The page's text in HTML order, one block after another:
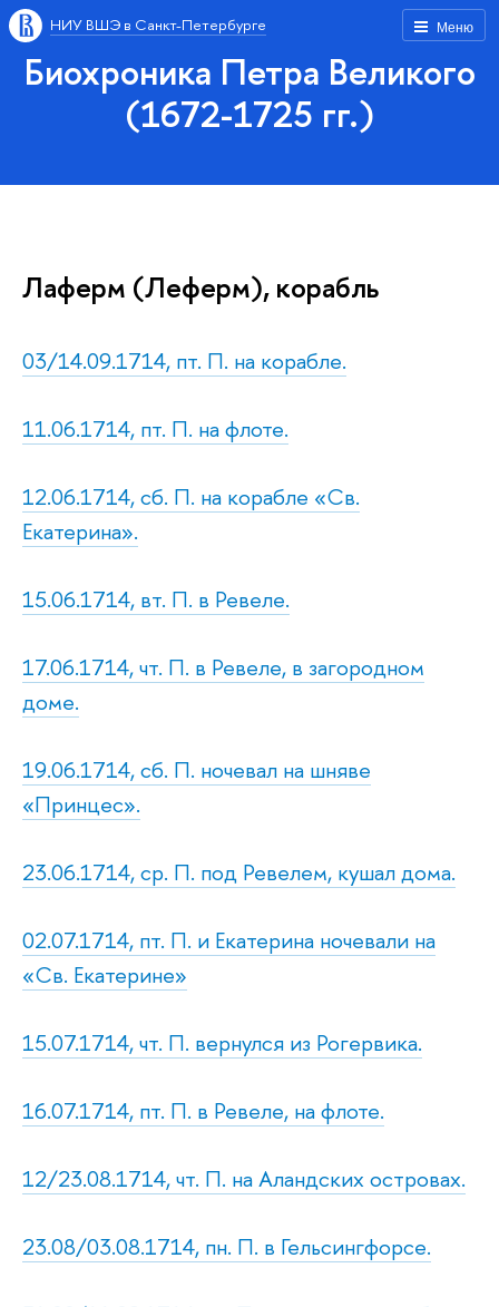
Меню
НИУ ВШЭ в Санкт-Петербурге
Биохроника Петра Великого
(1672-1725 гг.)
Лаферм (Леферм), корабль
03/14.09.1714, пт. П. на корабле.
11.06.1714, пт. П. на флоте.
12.06.1714, сб. П. на корабле «Св.
Екатерина».
15.06.1714, вт. П. в Ревеле.
17.06.1714, чт. П. в Ревеле, в загородном
доме.
19.06.1714, сб. П. ночевал на шняве
«Принцес».
23.06.1714, ср. П. под Ревелем, кушал дома.
02.07.1714, пт. П. и Екатерина ночевали на
«Св. Екатерине»
15.07.1714, чт. П. вернулся из Рогервика.
16.07.1714, пт. П. в Ревеле, на флоте.
12/23.08.1714, чт. П. на Аландских островах.
23.08/03.08.1714, пн. П. в Гельсингфорсе.